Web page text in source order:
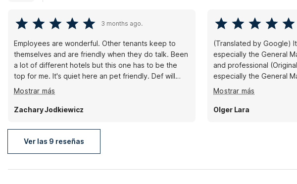
3 months ago.
Employees are wonderful. Other tenants keep to
themselves and are friendly when they do talk. Been
a lot of different hotels but this one has to be the
top for me. It's quiet here an pet friendly. Def will
suggest it to a few of my people.
Mostrar más
Zachary Jodkiewicz
(Translated by Google)
especially the General
and professional (Original) Its very good property
especially the General
and proffessional
Mostrar más
Olger Lara
Ver las 9 reseñas